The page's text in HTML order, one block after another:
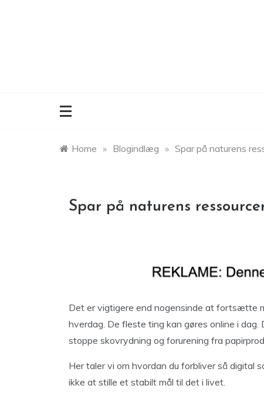
Home » Blogindlæg » Spar på naturens
Spar på naturens
Det er vigtigere end nogensinde at fortsætte
hverdag. De fleste ting kan gøres online i
stoppe skovrydning og forurening fra
Her taler vi om hvordan du forbliver så digital
ikke at stille et stabilt mål til det i livet.